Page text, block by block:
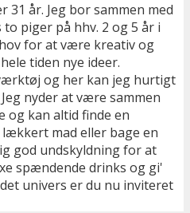
31 år. Jeg bor sammen med
piger på hhv. 2 og 5 år i
for at være kreativ og
tiden nye ideer.
og her kan jeg hurtigt
nyder at være sammen
og kan altid finde en
mad eller bage en
god undskyldning for at
spændende drinks og gi'
univers er du nu inviteret